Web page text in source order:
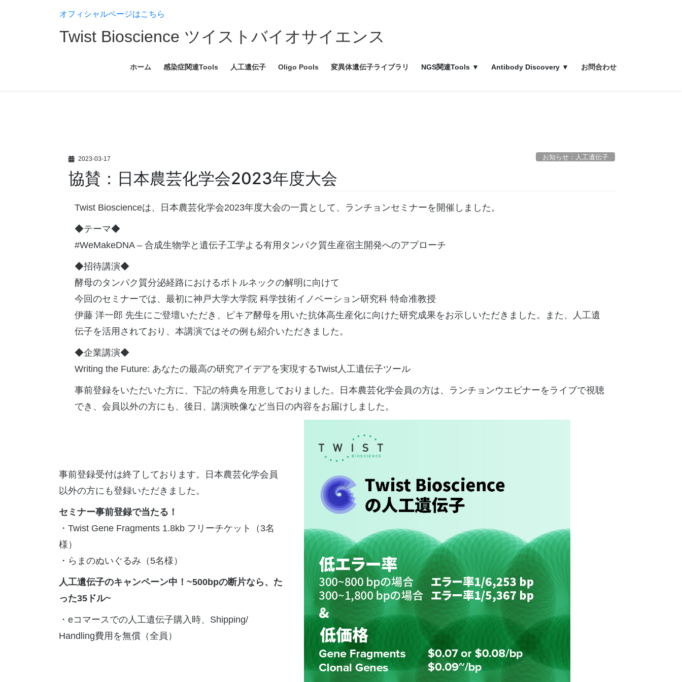
ン
テ
ン
ビ
ゲ
ー
オフィシャルページはこちら
Twist Bioscience ツイストバイオサイエンス
ホーム 感染症関連Tools 人工遺伝子 Oligo Pools 変異体遺伝子ライブラリ NGS関連Tools ▼ Antibody Discovery ▼ お問合わせ
2023-03-17 お知らせ：人工遺伝子
協賛：日本農芸化学会2023年度大会
Twist Bioscienceは、日本農芸化学会2023年度大会の一貫として、ランチョンセミナーを開催しました。
◆テーマ◆
#WeMakeDNA – 合成生物学と遺伝子工学よる有用タンパク質生産宿主開発へのアプローチ
◆招待講演◆
酵母のタンパク質分泌経路におけるボトルネックの解明に向けて
今回のセミナーでは、最初に神戸大学大学院 科学技術イノベーション研究科 特命准教授
伊藤 洋一郎 先生にご登壇いただき、​​ピキア酵母を用いた抗体高生産化に向けた研究成果をお示しいただきました。また、人工遺
伝子を活用されており、本講演ではその例も紹介いただきました。
◆企業講演◆
Writing the Future: あなたの最⾼の研究アイデアを実現するTwist⼈⼯遺伝⼦ツール
事前登録をいただいた方に、下記の特典を用意しておりました。日本農芸化学会員の方は、ランチョンウエビナーをライブで視聴
でき、会員以外の方にも、後日、講演映像など当日の内容をお届けしました。
事前登録受付は終了しております。日本農芸化学会員
以外の方にも登録いただきました。
セミナー事前登録で当たる！
・Twist Gene Fragments 1.8kb フリーチケット（3名
様）
・らまのぬいぐるみ（5名様）
人工遺伝子のキャンペーン中！~500bpの断片なら、た
った35ドル~
・eコマースでの人工遺伝子購入時、Shipping/
Handling費用を無償（全員）